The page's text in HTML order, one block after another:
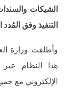
الشيكات
التنفيذ وفق المُدد
وأطلقت وزارة
هذا النظام
الإلكتروني مع